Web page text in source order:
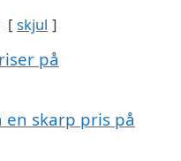
skjul
på
skarp pris på